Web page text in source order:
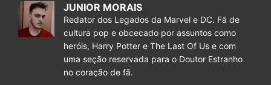
JUNIOR MORAIS
Redator dos Legados da Marvel e DC. Fã de
cultura pop e obcecado por assuntos como
heróis, Harry Potter e The Last Of Us e com
uma seção reservada para o Doutor Estranho
no coração de fã.